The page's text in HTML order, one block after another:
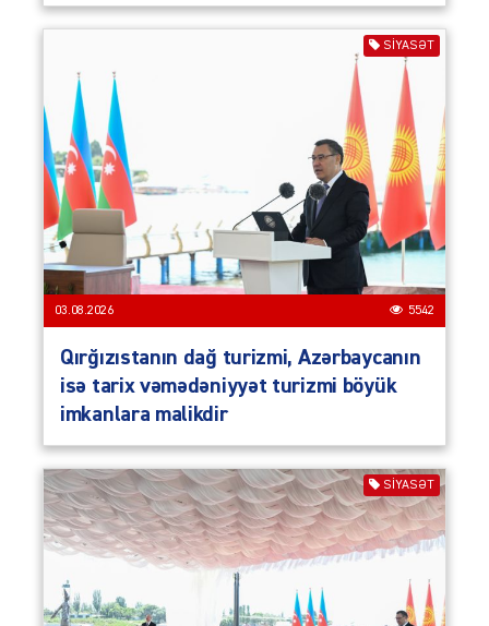
SIYASƏT
03.08.2026 5542
Qırğızıstanın dağ turizmi, Azərbaycanın
isə tarix vəmədəniyyət turizmi böyük
imkanlara malikdir
SIYASƏT